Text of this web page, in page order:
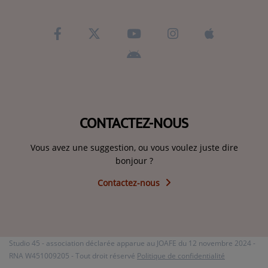
CONTACTEZ-NOUS
Vous avez une suggestion, ou vous voulez juste dire
bonjour ?
Contactez-nous
Studio 45 - association déclarée apparue au JOAFE du 12 novembre 2024 -
RNA W451009205 - Tout droit réservé Politique de confidentialité